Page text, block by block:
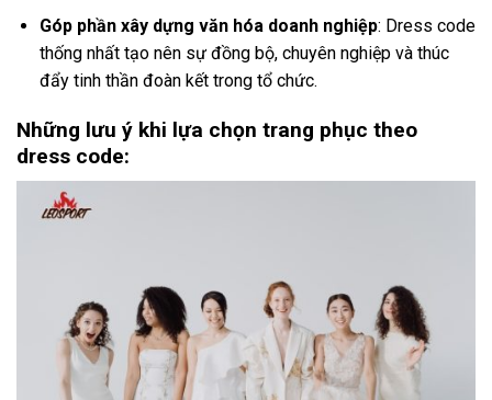
Góp phần xây dựng văn hóa doanh nghiệp: Dress code
thống nhất tạo nên sự đồng bộ, chuyên nghiệp và thúc
đẩy tinh thần đoàn kết trong tổ chức.
Những lưu ý khi lựa chọn trang phục theo
dress code: